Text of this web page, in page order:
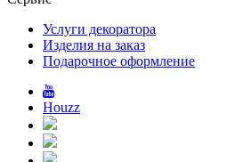
Услуги декоратора
Изделия на заказ
Подарочное оформление
Houzz